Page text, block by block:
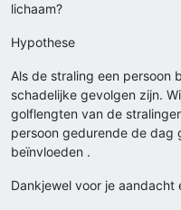
lichaam?
Hypothese
Als de straling een persoon
schadelijke gevolgen zijn.
golflengten van de
persoon gedurende de dag
beïnvloeden .
Dankjewel voor je aandacht